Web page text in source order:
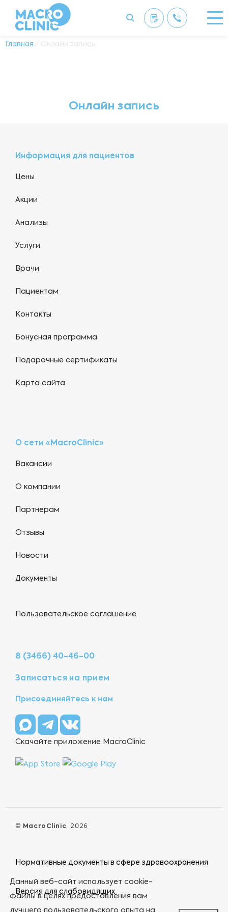
Главная / Онлайн запись
Онлайн запись
Информация для пациентов
Цены
Акции
Анализы
Услуги
Врачи
Пациентам
Контакты
Бонусная программа
Подарочные сертификаты
Карта сайта
О сети «MacroClinic»
Вакансии
О компании
Партнерам
Отзывы
Новости
Документы
Пользовательское соглашение
8 (3466) 40-46-00
Записаться на прием
Присоединяйтесь к нам
Скачайте приложение MacroClinic
© MacroClinic, 2026
Нормативные документы в сфере здравоохранения
Версия для слабовидящих
Данный веб-сайт использует cookie-
файлы в целях предоставления вам
лучшего пользовательского опыта на